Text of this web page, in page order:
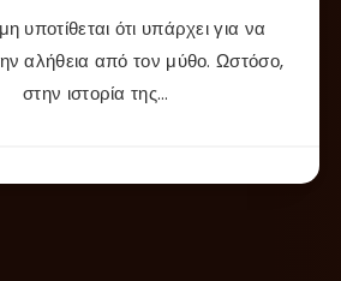
υποτίθεται ότι υπάρχει για να
αλήθεια από τον μύθο. Ωστόσο,
στην ιστορία της…